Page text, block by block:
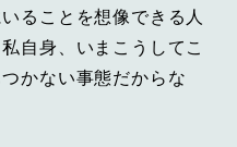
ることを想像できる人
自身、いまこうしてこ
かない事態だからな